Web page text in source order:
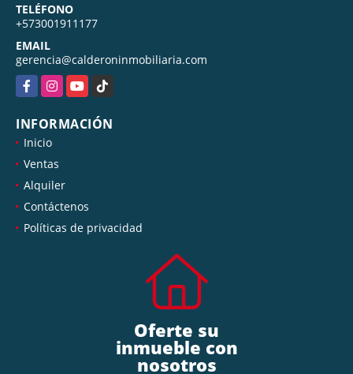
TELÉFONO
+573001911177
EMAIL
gerencia@calderoninmobiliaria.com
FacebookInstagramYouTubeTikTok
INFORMACIÓN
Inicio
Ventas
Alquiler
Contáctenos
Políticas de privacidad
Oferte su
inmueble con
nosotros